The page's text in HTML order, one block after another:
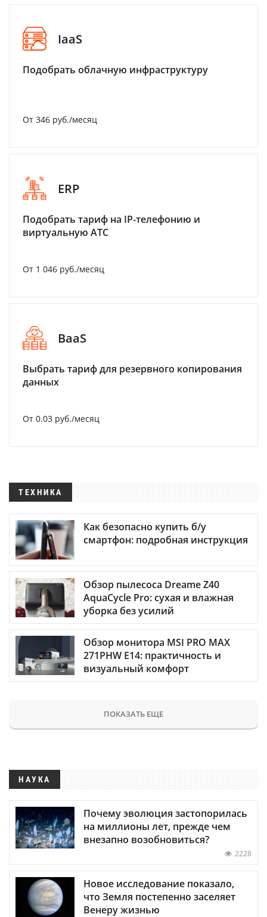
IaaS
Подобрать облачную инфраструктуру
От 346 руб./месяц
ERP
Подобрать тариф на IP-телефонию и
виртуальную АТС
От 1 046 руб./месяц
BaaS
Выбрать тариф для резервного копирования
данных
От 0.03 руб./месяц
ТЕХНИКА
Как безопасно купить б/у
смартфон: подробная инструкция
Обзор пылесоса Dreame Z40
AquaCycle Pro: сухая и влажная
уборка без усилий
Обзор монитора MSI PRO MAX
271PHW E14: практичность и
визуальный комфорт
ПОКАЗАТЬ ЕЩЕ
НАУКА
Почему эволюция застопорилась
на миллионы лет, прежде чем
внезапно возобновиться?
2228
Новое исследование показало,
что Земля постепенно заселяет
Венеру жизнью